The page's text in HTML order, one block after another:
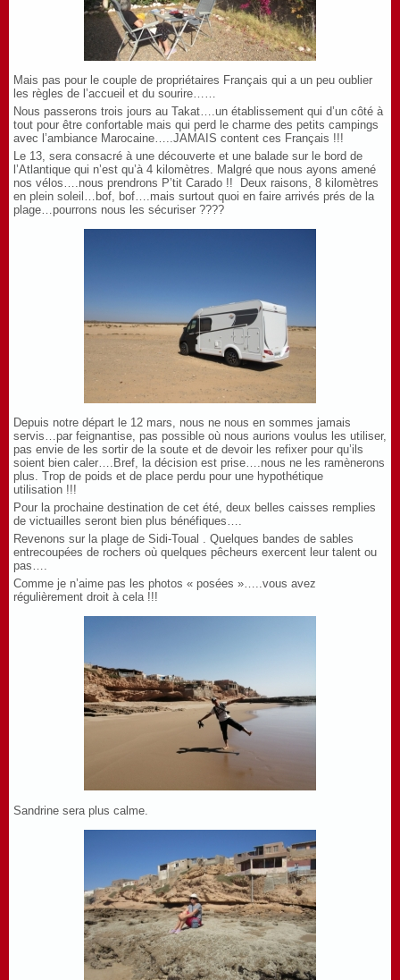
Mais pas pour le couple de propriétaires Français qui a un peu oublier
les règles de l’accueil et du sourire……
Nous passerons trois jours au Takat….un établissement qui d’un côté à
tout pour être confortable mais qui perd le charme des petits campings
avec l’ambiance Marocaine…..JAMAIS content ces Français !!!
Le 13, sera consacré à une découverte et une balade sur le bord de
l’Atlantique qui n’est qu’à 4 kilomètres. Malgré que nous ayons amené
nos vélos….nous prendrons P’tit Carado !! Deux raisons, 8 kilomètres
en plein soleil…bof, bof….mais surtout quoi en faire arrivés prés de la
plage…pourrons nous les sécuriser ????
Depuis notre départ le 12 mars, nous ne nous en sommes jamais
servis…par feignantise, pas possible où nous aurions voulus les utiliser,
pas envie de les sortir de la soute et de devoir les refixer pour qu’ils
soient bien caler….Bref, la décision est prise….nous ne les ramènerons
plus. Trop de poids et de place perdu pour une hypothétique
utilisation !!!
Pour la prochaine destination de cet été, deux belles caisses remplies
de victuailles seront bien plus bénéfiques….
Revenons sur la plage de Sidi-Toual . Quelques bandes de sables
entrecoupées de rochers où quelques pêcheurs exercent leur talent ou
pas….
Comme je n’aime pas les photos « posées »…..vous avez
régulièrement droit à cela !!!
Sandrine sera plus calme.